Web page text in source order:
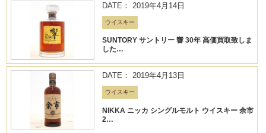
DATE： 2019年4月14日
ウイスキー
SUNTORY サントリー 響 30年 高価買取致しま
した…
DATE： 2019年4月13日
ウイスキー
NIKKA ニッカ シングルモルト ウイスキー 余市
2…